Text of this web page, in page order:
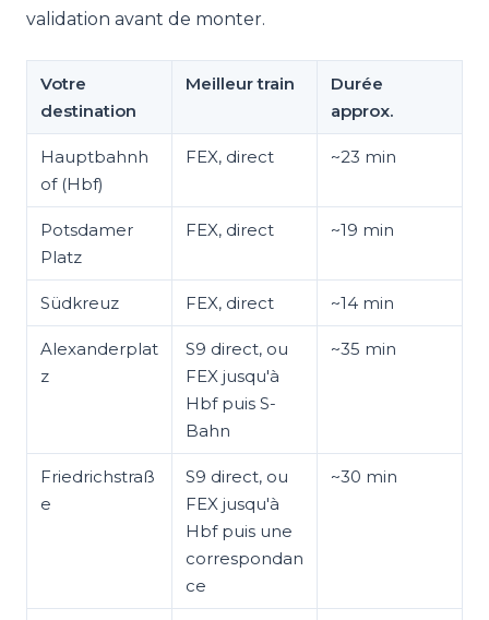
validation avant de monter.
Votre
destination
Meilleur train
Durée
approx.
Hauptbahnh
of (Hbf)
FEX, direct ~23 min
Potsdamer
Platz
FEX, direct ~19 min
Südkreuz FEX, direct ~14 min
Alexanderplat
z
S9 direct, ou
FEX jusqu'à
Hbf puis S-
Bahn
~35 min
Friedrichstraß
e
S9 direct, ou
FEX jusqu'à
Hbf puis une
correspondan
ce
~30 min